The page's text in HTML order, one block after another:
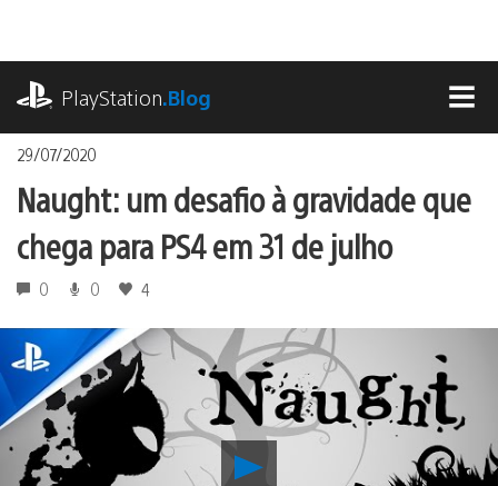
o
conteúdo
PlayStation.Blog
29/07/2020
Naught: um desafio à gravidade que
chega para PS4 em 31 de julho
0 0 4
Reproduzir